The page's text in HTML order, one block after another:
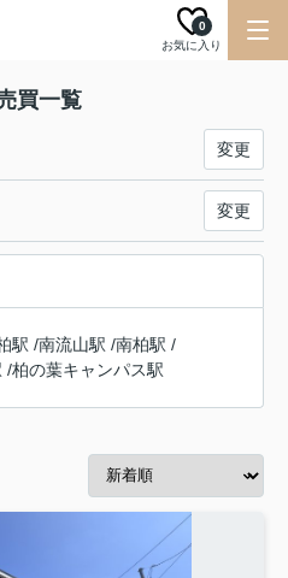
お気に入り
0
買一覧
変更
変更
駅 /南流山駅 /南柏駅 /
/柏の葉キャンパス駅